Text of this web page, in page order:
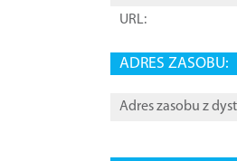
URL:
ADRES ZASOBU:
Adres zasobu z